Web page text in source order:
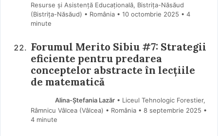
Resurse și Asistență Educațională, Bistrița-Năsăud
(Bistriţa-Năsăud) • România
10 octombrie 2025 • 4
minute
Forumul Merito Sibiu #7: Strategii
eficiente pentru predarea
conceptelor abstracte în lecțiile
de matematică
Alina-Ștefania Lazăr• Liceul Tehnologic Forestier,
Râmnicu Vâlcea (Vâlcea) • România
8 septembrie 2025 •
4 minute